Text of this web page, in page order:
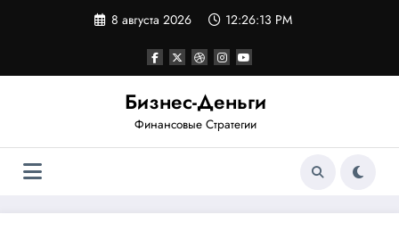
8 августа 2026 12:26:13 PM
Бизнес-Деньги
Финансовые Стратегии